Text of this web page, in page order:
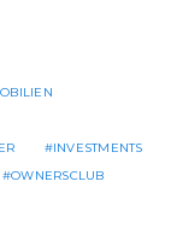
INVESTMENTS
OWNERSCLUB